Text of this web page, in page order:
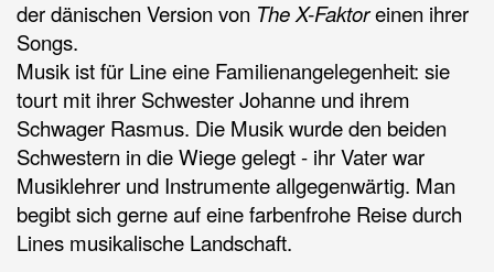
der dänischen Version von The X-Faktoreinen ihrer
Songs.
Musik ist für Line eine Familienangelegenheit: sie
tourt mit ihrer Schwester Johanne und ihrem
Schwager Rasmus. Die Musik wurde den beiden
Schwestern in die Wiege gelegt - ihr Vater war
Musiklehrer und Instrumente allgegenwärtig. Man
begibt sich gerne auf eine farbenfrohe Reise durch
Lines musikalische Landschaft.